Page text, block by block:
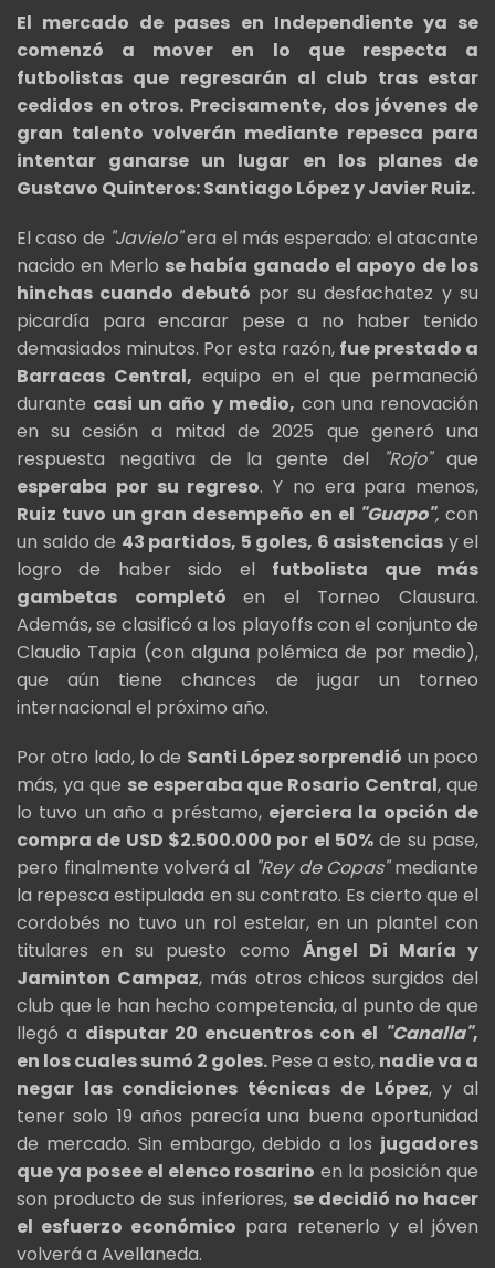
El mercado de pases en Independiente ya se
comenzó a mover en lo que respecta a
futbolistas que regresarán al club tras estar
cedidos en otros. Precisamente, dos jóvenes de
gran talento volverán mediante repesca para
intentar ganarse un lugar en los planes de
Gustavo Quinteros: Santiago López y Javier Ruiz.
El caso de "Javielo"era el más esperado: el atacante
nacido en Merlo se había ganado el apoyo de los
hinchas cuando debutó por su desfachatez y su
picardía para encarar pese a no haber tenido
demasiados minutos. Por esta razón, fue prestado a
Barracas Central, equipo en el que permaneció
durante casi un año y medio, con una renovación
en su cesión a mitad de 2025 que generó una
respuesta negativa de la gente del
"Rojo"que
esperaba por su regreso. Y no era para menos,
Ruiz tuvo un gran desempeño en el "Guapo", con
un saldo de 43 partidos, 5 goles, 6 asistencias y el
logro de haber sido el futbolista que más
gambetas completóen el Torneo Clausura.
Además, se clasificó a los playoffs con el conjunto de
Claudio Tapia (con alguna polémica de por medio),
que aún tiene chances de jugar un torneo
internacional el próximo año.
Por otro lado, lo de Santi López sorprendió un poco
más, ya que se esperaba que Rosario Central, que
lo tuvo un año a préstamo, ejerciera la opción de
compra de USD $2.500.000 por el 50% de su pase,
pero finalmente volverá al "Rey de Copas"mediante
la repesca estipulada en su contrato. Es cierto que el
cordobés no tuvo un rol estelar, en un plantel con
titulares en su puesto como Ángel Di María y
Jaminton Campaz, más otros chicos surgidos del
club que le han hecho competencia, al punto de que
llegó a disputar 20 encuentros con el "Canalla",
en los cuales sumó 2 goles.Pese a esto, nadie va a
negar las condiciones técnicas de López, y al
tener solo 19 años parecía una buena oportunidad
de mercado. Sin embargo, debido a los jugadores
que ya posee el elenco rosarino en la posición que
son producto de sus inferiores, se decidió no hacer
el esfuerzo económico para retenerlo y el jóven
volverá a Avellaneda.